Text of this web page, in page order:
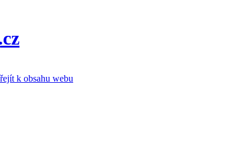
k obsahu webu